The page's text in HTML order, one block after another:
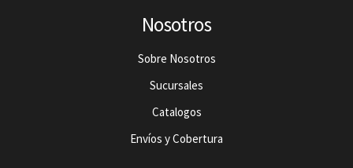
Nosotros
Sobre Nosotros
Sucursales
Catalogos
Envíos y Cobertura